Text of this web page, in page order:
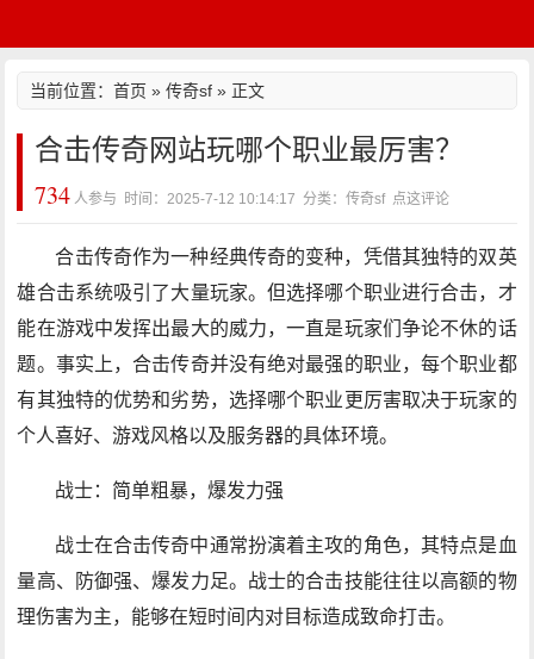
当前位置：首页 »传奇sf » 正文
合击传奇网站玩哪个职业最厉害？
734 人参与 时间：2025-7-12 10:14:17 分类：传奇sf 点这评论
合击传奇作为一种经典传奇的变种，凭借其独特的双英
雄合击系统吸引了大量玩家。但选择哪个职业进行合击，才
能在游戏中发挥出最大的威力，一直是玩家们争论不休的话
题。事实上，合击传奇并没有绝对最强的职业，每个职业都
有其独特的优势和劣势，选择哪个职业更厉害取决于玩家的
个人喜好、游戏风格以及服务器的具体环境。
战士：简单粗暴，爆发力强
战士在合击传奇中通常扮演着主攻的角色，其特点是血
量高、防御强、爆发力足。战士的合击技能往往以高额的物
理伤害为主，能够在短时间内对目标造成致命打击。